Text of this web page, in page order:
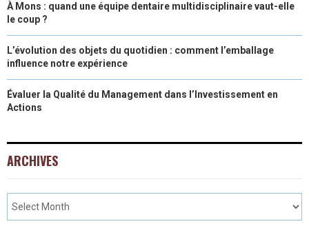
À Mons : quand une équipe dentaire multidisciplinaire vaut-elle
le coup ?
L’évolution des objets du quotidien : comment l’emballage
influence notre expérience
Évaluer la Qualité du Management dans l’Investissement en
Actions
ARCHIVES